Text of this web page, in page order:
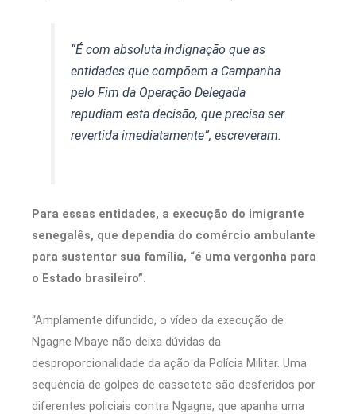
“É com absoluta indignação que as
entidades que compõem a Campanha
pelo Fim da Operação Delegada
repudiam esta decisão, que precisa ser
revertida imediatamente”, escreveram.
Para essas entidades, a execução do imigrante
senegalês, que dependia do comércio ambulante
para sustentar sua família, “é uma vergonha para
o Estado brasileiro”.
“Amplamente difundido, o vídeo da execução de
Ngagne Mbaye não deixa dúvidas da
desproporcionalidade da ação da Polícia Militar. Uma
sequência de golpes de cassetete são desferidos por
diferentes policiais contra Ngagne, que apanha uma